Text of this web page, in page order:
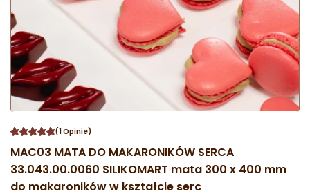
(1 Opinie)
MAC03 MATA DO MAKARONIKÓW SERCA
33.043.00.0060 SILIKOMART mata 300 x 400 mm
do makaroników w kształcie serc